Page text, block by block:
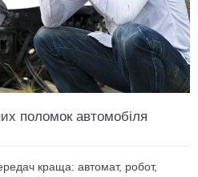
поломок автомобіля
краща: автомат, робот,